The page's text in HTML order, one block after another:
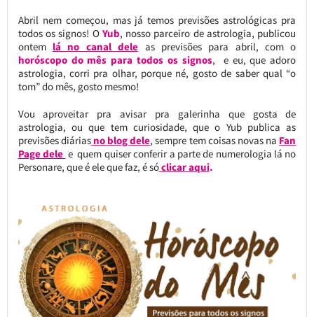
Abril nem começou, mas já temos previsões astrológicas pra
todos os signos! O Yub, nosso parceiro de astrologia, publicou
ontem lá no canal dele as previsões para abril, com o
horóscopo do mês para todos os signos, e eu, que adoro
astrologia, corri pra olhar, porque né, gosto de saber qual “o
tom” do mês, gosto mesmo!
Vou aproveitar pra avisar pra galerinha que gosta de
astrologia, ou que tem curiosidade, que o Yub publica as
previsões diáriasno blog dele, sempre tem coisas novas na Fan
Page dele e quem quiser conferir a parte de numerologia lá no
Personare, que é ele que faz, é sóclicar aqui.